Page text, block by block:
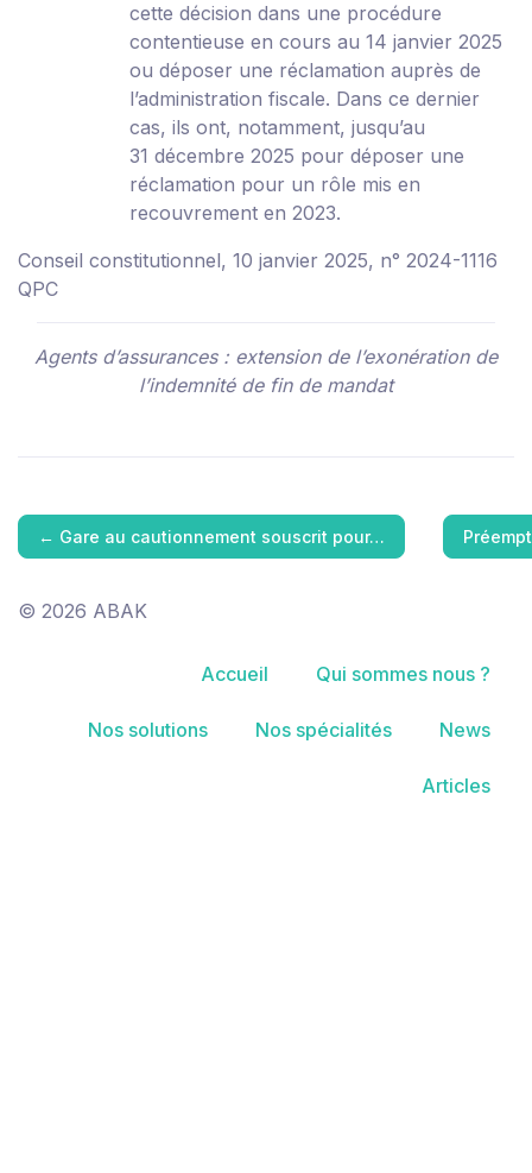
cette décision dans une procédure
contentieuse en cours au 14 janvier 2025
ou déposer une réclamation auprès de
l’administration fiscale. Dans ce dernier
cas, ils ont, notamment, jusqu’au
31 décembre 2025 pour déposer une
réclamation pour un rôle mis en
recouvrement en 2023.
Conseil constitutionnel, 10 janvier 2025, n° 2024-1116
QPC
Agents d’assurances : extension de l’exonération de
l’indemnité de fin de mandat
← Gare au cautionnement souscrit pour…
© 2026 ABAK
Accueil Qui sommes nous ?
Nos solutions Nos spécialités News
Articles